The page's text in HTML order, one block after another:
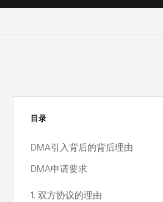
目录
DMA引入背后的背后理由
DMA申请要求
1. 双方协议的理由